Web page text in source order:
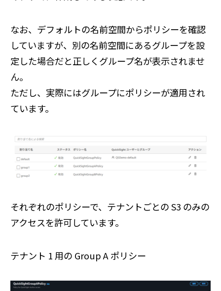
なお、デフォルトの名前空間からポリシーを確認
していますが、別の名前空間にあるグループを設
定した場合だと正しくグループ名が表示されませ
ん。
ただし、実際にはグループにポリシーが適用され
ています。
それぞれのポリシーで、テナントごとの S3 のみの
アクセスを許可しています。
テナント 1 用の Group A ポリシー